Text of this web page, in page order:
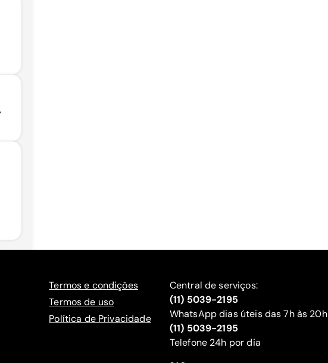
Termos e condições
Termos de uso
Política de Privacidade
Central de serviços:
(11) 5039-2195
WhatsApp dias úteis das 7h às 20h
(11) 5039-2195
‍Telefone 24h por dia